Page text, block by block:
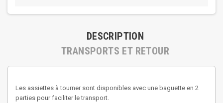
DESCRIPTION
TRANSPORTS ET RETOUR
Les assiettes à tourner sont disponibles avec une baguette en 2
parties pour faciliter le transport.